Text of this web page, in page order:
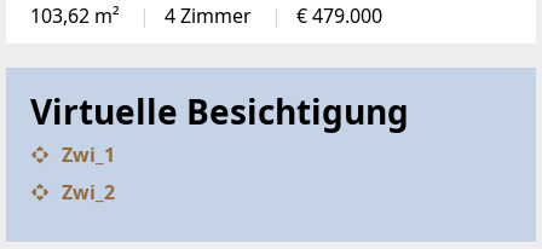
103,62 m²
4 Zimmer € 479.000
Virtuelle Besichtigung
Zwi_1
Zwi_2